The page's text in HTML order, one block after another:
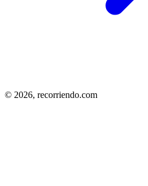
© 2026, recorriendo.com